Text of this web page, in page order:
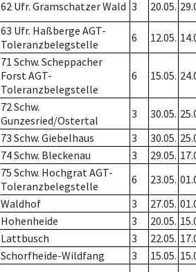
62 Ufr. Gramschatzer Wald 3 20.05.
63 Ufr. Haßberge AGT-
Toleranzbelegstelle
6 12.05.
71 Schw. Scheppacher
Forst AGT-
Toleranzbelegstelle
6 15.05.
72 Schw.
Gunzesried/Ostertal
3 30.05.
73 Schw. Giebelhaus 3 30.05.
74 Schw. Bleckenau 3 29.05.
75 Schw. Hochgrat AGT-
Toleranzbelegstelle
6 23.05.
Waldhof 3 27.05.
Hohenheide 3 20.05.
Lattbusch 3 22.05.
Schorfheide-Wildfang 3 15.05.